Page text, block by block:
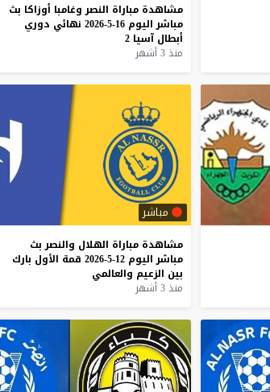
مشاهدة مباراة النصر وغامبا أوزاكا بث
مباشر اليوم 16-5-2026 نهائي دوري
أبطال آسيا 2
منذ 3 أشهر
مباشر
مشاهدة مباراة الهلال والنصر بث
مباشر اليوم 12-5-2026 قمة الأول بارك
بين الزعيم والعالمي
منذ 3 أشهر